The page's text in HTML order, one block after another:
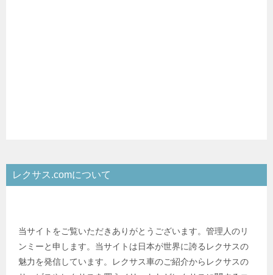
レクサス.comについて
当サイトをご覧いただきありがとうございます。管理人のリ
ンミーと申します。当サイトは日本が世界に誇るレクサスの
魅力を発信しています。レクサス車のご紹介からレクサスの